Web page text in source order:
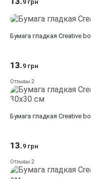
9 грн
Бумага гладкая Creative
13.9 грн
Отзывы 2
Бумага гладкая Creative
13.9 грн
Отзывы 2